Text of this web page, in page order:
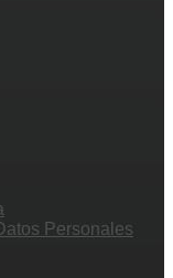
Personales